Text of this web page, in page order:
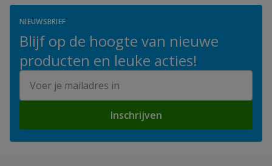
NIEUWSBRIEF
Blijf op de hoogte van nieuwe
producten en leuke acties!
Inschrijven